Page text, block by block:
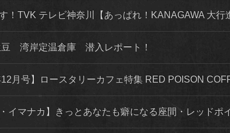
！TVK テレビ神奈川【あっぱれ！KANAGAWA 大行
豆 湾岸定温倉庫 潜入レポート！
月号】ロースタリーカフェ特集 RED POISON
イマナカ】きっとあなたも癖になる座間・レッドポ